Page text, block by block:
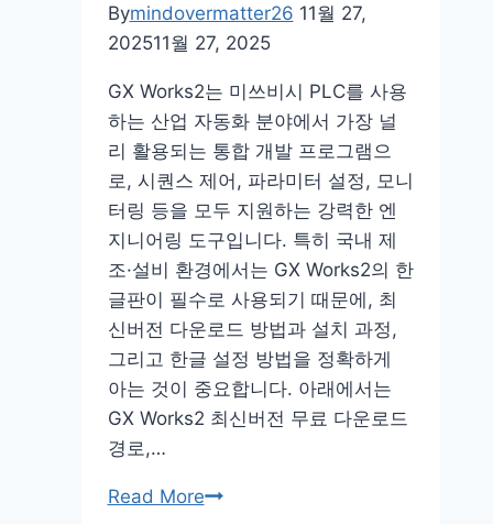
기
추
억
start
Bymindovermatter26 11월 27,
202511월 27, 2025
GX Works2는 미쓰비시 PLC를 사용
하는 산업 자동화 분야에서 가장 널
리 활용되는 통합 개발 프로그램으
로, 시퀀스 제어, 파라미터 설정, 모니
터링 등을 모두 지원하는 강력한 엔
지니어링 도구입니다. 특히 국내 제
조·설비 환경에서는 GX Works2의 한
글판이 필수로 사용되기 때문에, 최
신버전 다운로드 방법과 설치 과정,
그리고 한글 설정 방법을 정확하게
아는 것이 중요합니다. 아래에서는
GX Works2 최신버전 무료 다운로드
경로,…
Read Moregx